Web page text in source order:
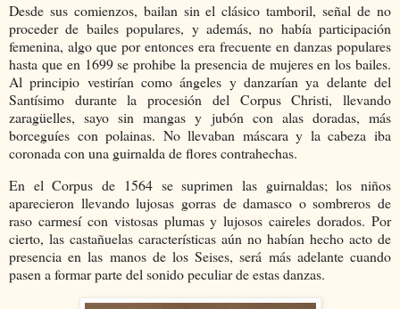
Desde sus comienzos, bailan sin el clásico tamboril, señal de no
proceder de bailes populares, y además, no había participación
femenina, algo que por entonces era frecuente en danzas populares
hasta que en 1699 se prohibe la presencia de mujeres en los bailes.
Al principio vestirían como ángeles y danzarían ya delante del
Santísimo durante la procesión del Corpus Christi, llevando
zaragüelles, sayo sin mangas y jubón con alas doradas, más
borceguíes con polainas. No llevaban máscara y la cabeza iba
coronada con una guirnalda de flores contrahechas.
En el Corpus de 1564 se suprimen las guirnaldas; los niños
aparecieron llevando lujosas gorras de damasco o sombreros de
raso carmesí con vistosas plumas y lujosos caireles dorados. Por
cierto, las castañuelas características aún no habían hecho acto de
presencia en las manos de los Seises, será más adelante cuando
pasen a formar parte del sonido peculiar de estas danzas.